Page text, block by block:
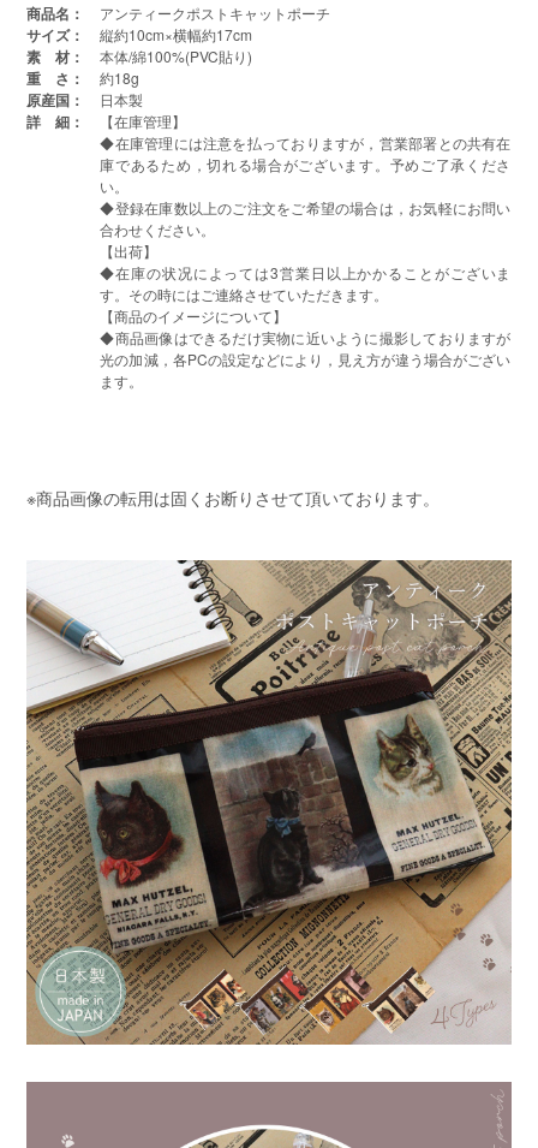
商品名： アンティークポストキャットポーチ
サイズ： 縦約10cm×横幅約17cm
素 材： 本体/綿100%(PVC貼り)
重 さ： 約18g
原産国： 日本製
詳 細：
【在庫管理】
◆在庫管理には注意を払っておりますが，営業部署との共有在
庫であるため，切れる場合がございます。予めご了承くださ
い。
◆登録在庫数以上のご注文をご希望の場合は，お気軽にお問い
合わせください。
【出荷】
◆在庫の状况によっては3営業日以上かかることがございま
す。その時にはご連絡させていただきます。
【商品のイメージについて】
◆商品画像はできるだけ実物に近いように撮影しておりますが
光の加減，各PCの設定などにより，見え方が違う場合がござい
ます。
※商品画像の転用は固くお断りさせて頂いております。